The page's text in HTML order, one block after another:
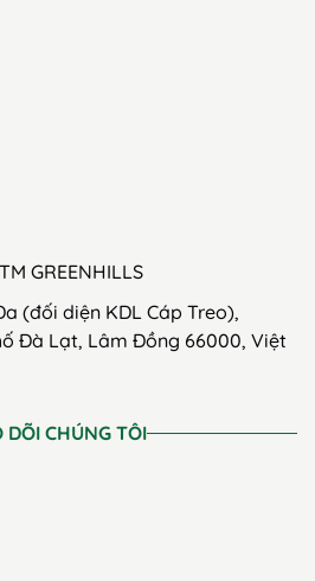
GREENHILLS
(đối diện KDL Cáp Treo),
Đà Lạt, Lâm Đồng 66000, Việt
DÕI CHÚNG TÔI